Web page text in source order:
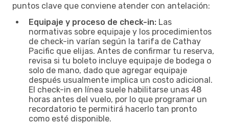
puntos clave que conviene atender con antelación:
Equipaje y proceso de check-in: Las
normativas sobre equipaje y los procedimientos
de check-in varían según la tarifa de Cathay
Pacific que elijas. Antes de confirmar tu reserva,
revisa si tu boleto incluye equipaje de bodega o
solo de mano, dado que agregar equipaje
después usualmente implica un costo adicional.
El check-in en línea suele habilitarse unas 48
horas antes del vuelo, por lo que programar un
recordatorio te permitirá hacerlo tan pronto
como esté disponible.